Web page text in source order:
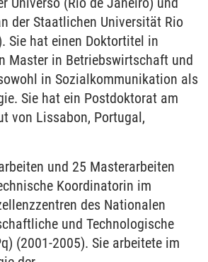
der Staatlichen Universität Rio
Sie hat einen Doktortitel in
Master in Betriebswirtschaft und
in Sozialkommunikation als
Sie hat ein Postdoktorat am
von Lissabon, Portugal,
und 25 Masterarbeiten
Koordinatorin im
des Nationalen
und Technologische
(2001-2005). Sie arbeitete im